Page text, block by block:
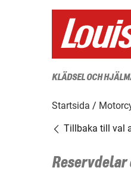
KLÄDSEL OCH
Startsida
Tillbaka till val